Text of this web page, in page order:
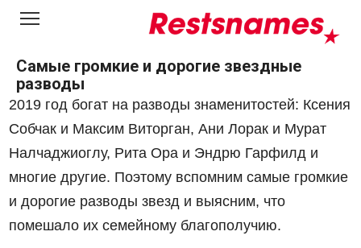
Перейти
Самые громкие и дорогие звездные
разводы
2019 год богат на разводы знаменитостей: Ксения
Собчак и Максим Виторган, Ани Лорак и Мурат
Налчаджиоглу, Рита Ора и Эндрю Гарфилд и
многие другие. Поэтому вспомним самые громкие
и дорогие разводы звезд и выясним, что
помешало их семейному благополучию.